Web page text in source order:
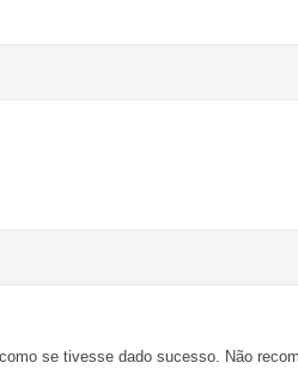
se tivesse dado sucesso. Não